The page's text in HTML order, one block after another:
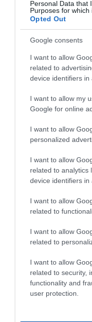
Personal Data that
Purposes for which
Opted Out
Google consents
I want to allow
related to
device identifiers in
I want to allow my
Google for online
I want to allow
personalized
I want to allow
related to analytics
device identifiers in
I want to allow
related to
I want to allow
related to
I want to allow
related to security,
functionality and
user protection.
Szűrjük le –
majd forgassuk a
Keverjük hozzá
pecorinót.
BUSIATE
A busiateSzicília
környékéről
Spirális alakja
szószokat.
Hozzávalók
1 közepes
400 g hámozott
4–5 nagy
15 g finomra
45 ml fehérbor